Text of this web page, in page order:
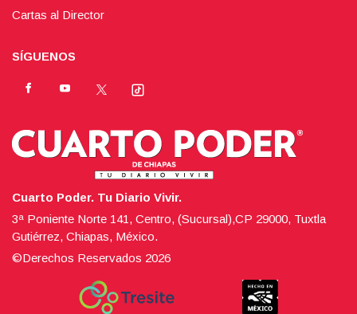
Cartas al Director
SÍGUENOS
Cuarto Poder. Tu Diario Vivir.
3ª Poniente Norte 141, Centro, (Sucursal),CP 29000, Tuxtla
Gutiérrez, Chiapas, México.
©Derechos Reservados 2026